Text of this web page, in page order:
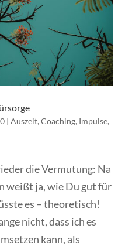
| Auszeit, Coaching, Impulse,
die Vermutung: Na
weißt ja, wie Du gut für
es – theoretisch!
nicht, dass ich es
kann, als